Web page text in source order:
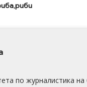
риби
по журналистика